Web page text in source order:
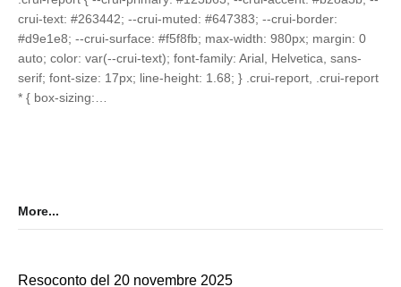
crui-text: #263442; --crui-muted: #647383; --crui-border:
#d9e1e8; --crui-surface: #f5f8fb; max-width: 980px; margin: 0
auto; color: var(--crui-text); font-family: Arial, Helvetica, sans-
serif; font-size: 17px; line-height: 1.68; } .crui-report, .crui-report
* { box-sizing:…
More...
Resoconto del 20 novembre 2025